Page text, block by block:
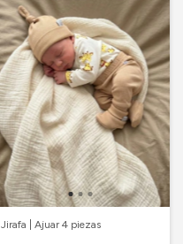
Jirafa | Ajuar 4 piezas